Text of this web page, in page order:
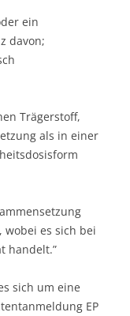
ein
davon;
Trägerstoff,
als in einer
wobei es sich bei
handelt.”
sich um eine
EP